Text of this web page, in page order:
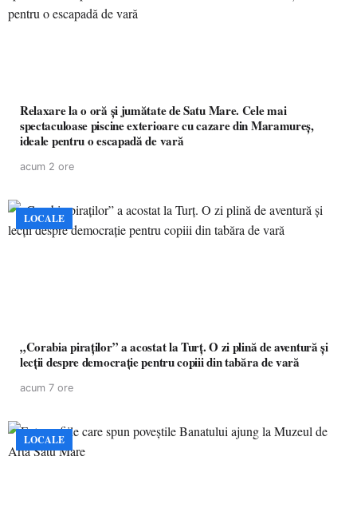
Relaxare la o oră și jumătate de Satu Mare. Cele mai
spectaculoase piscine exterioare cu cazare din Maramureș,
ideale pentru o escapadă de vară
acum 2 ore
LOCALE
„Corabia piraților” a acostat la Turț. O zi plină de aventură și
lecții despre democrație pentru copiii din tabăra de vară
acum 7 ore
LOCALE